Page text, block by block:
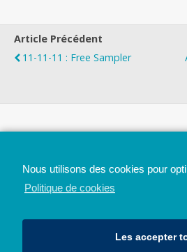
Article Précédent
11-11-11 : Free Sampler
Nous utilisons des cookies pour
Politique de cookies
Les accepter